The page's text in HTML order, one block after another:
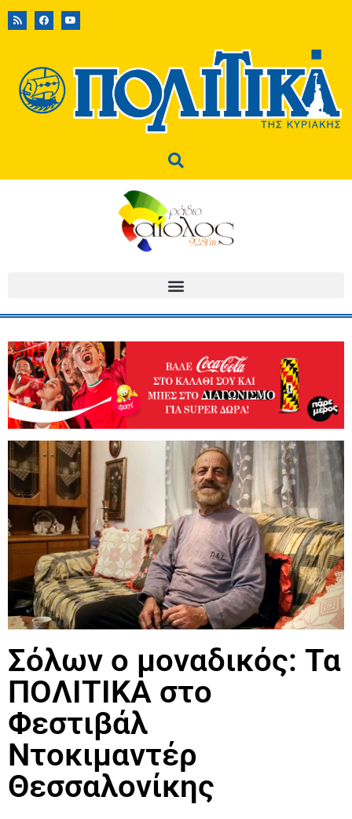
Σόλων ο μοναδικός: Τα
ΠΟΛΙΤΙΚΑ στο
Φεστιβάλ
Ντοκιμαντέρ
Θεσσαλονίκης